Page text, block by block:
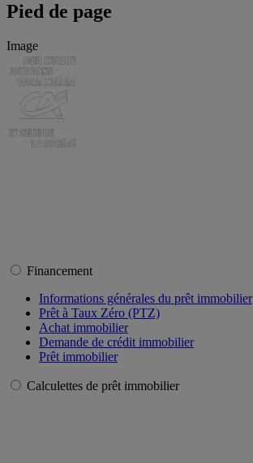
Pied de page
Image
Financement
Informations générales du prêt immobilier
Prêt à Taux Zéro (PTZ)
Achat immobilier
Demande de crédit immobilier
Prêt immobilier
Calculettes de prêt immobilier